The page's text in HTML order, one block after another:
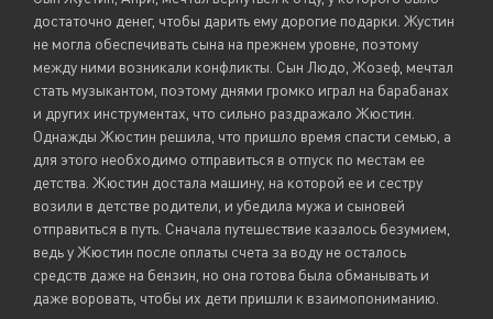
достаточно денег, чтобы дарить ему дорогие подарки. Жустин
не могла обеспечивать сына на прежнем уровне, поэтому
между ними возникали конфликты. Сын Людо, Жозеф, мечтал
стать музыкантом, поэтому днями громко играл на барабанах
и других инструментах, что сильно раздражало Жюстин.
Однажды Жюстин решила, что пришло время спасти семью, а
для этого необходимо отправиться в отпуск по местам ее
детства. Жюстин достала машину, на которой ее и сестру
возили в детстве родители, и убедила мужа и сыновей
отправиться в путь. Сначала путешествие казалось безумием,
ведь у Жюстин после оплаты счета за воду не осталось
средств даже на бензин, но она готова была обманывать и
даже воровать, чтобы их дети пришли к взаимопониманию.